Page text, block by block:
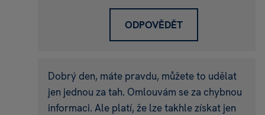
ODPOVĚDĚT
Dobrý den, máte pravdu, můžete to udělat
jen jednou za tah. Omlouvám se za chybnou
informaci. Ale platí, že lze takhle získat jen